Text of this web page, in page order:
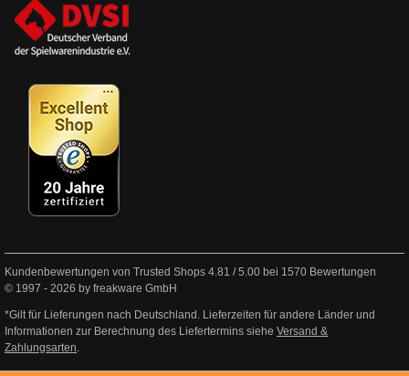
Kundenbewertungen von Trusted Shops 4.81 /5.00 bei 1570 Bewertungen
© 1997 - 2026 by freakware GmbH
*Gilt für Lieferungen nach Deutschland. Lieferzeiten für andere Länder und
Informationen zur Berechnung des Liefertermins siehe Versand &
Zahlungsarten.